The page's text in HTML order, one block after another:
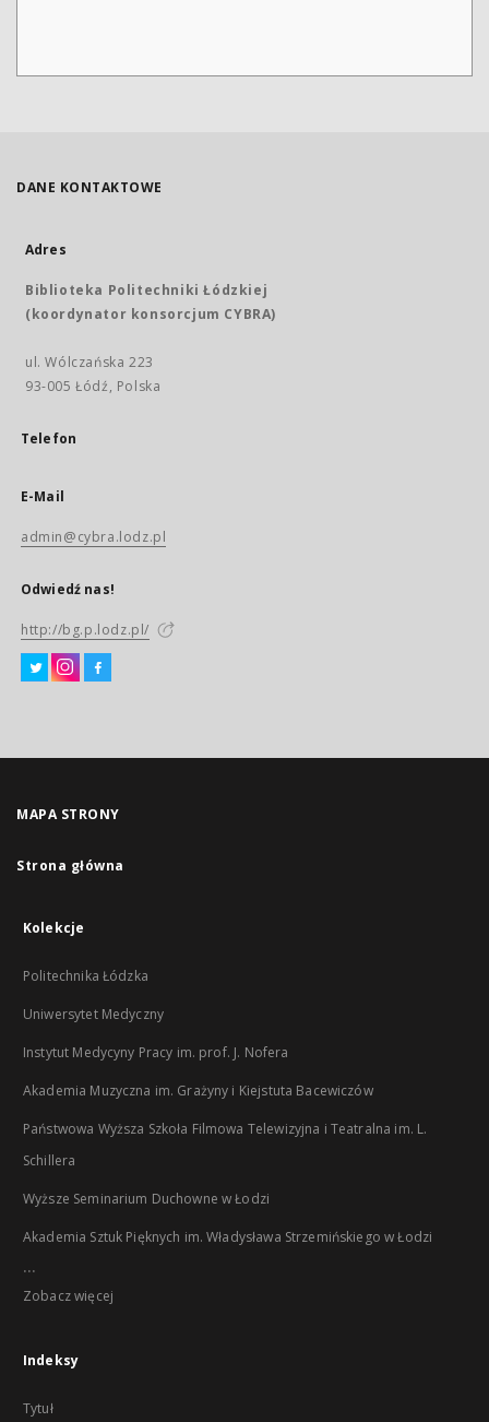
DANE KONTAKTOWE
Adres
Biblioteka Politechniki Łódzkiej
(koordynator konsorcjum CYBRA)
ul. Wólczańska 223
93-005 Łódź, Polska
Telefon
E-Mail
admin@cybra.lodz.pl
Odwiedź nas!
http://bg.p.lodz.pl/
MAPA STRONY
Strona główna
Kolekcje
Politechnika Łódzka
Uniwersytet Medyczny
Instytut Medycyny Pracy im. prof. J. Nofera
Akademia Muzyczna im. Grażyny i Kiejstuta Bacewiczów
Państwowa Wyższa Szkoła Filmowa Telewizyjna i Teatralna im. L.
Schillera
Wyższe Seminarium Duchowne w Łodzi
Akademia Sztuk Pięknych im. Władysława Strzemińskiego w Łodzi
...
Zobacz więcej
Indeksy
Tytuł